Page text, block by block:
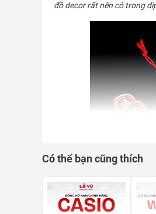
đồ decor rất nên có trong
Có thể bạn cũng thích